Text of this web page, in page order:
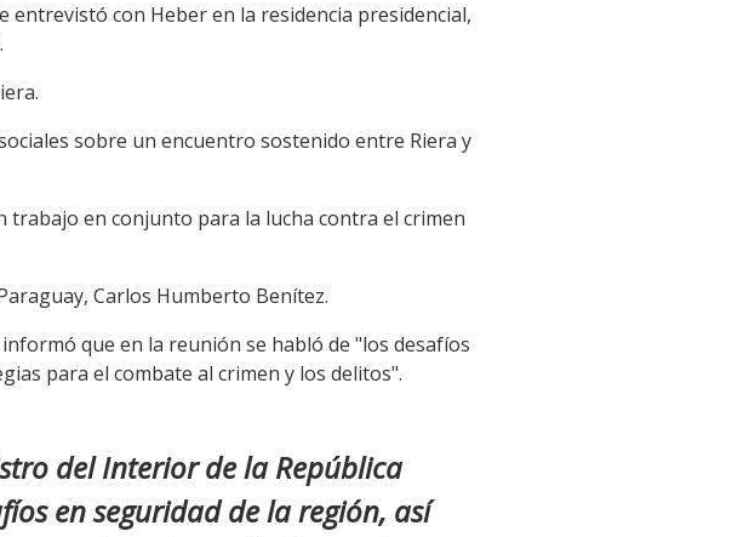
con Heber en la residencia presidencial,
sobre un encuentro sostenido entre Riera y
en conjunto para la lucha contra el crimen
Carlos Humberto Benítez.
que en la reunión se habló de "los desafíos
para el combate al crimen y los delitos".
del Interior de la República
en seguridad de la región, así